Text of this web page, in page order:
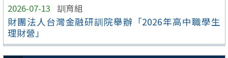
2026-07-13 訓育組
財團法人台灣金融研訓院舉辦「2026年高中職學生
理財營」